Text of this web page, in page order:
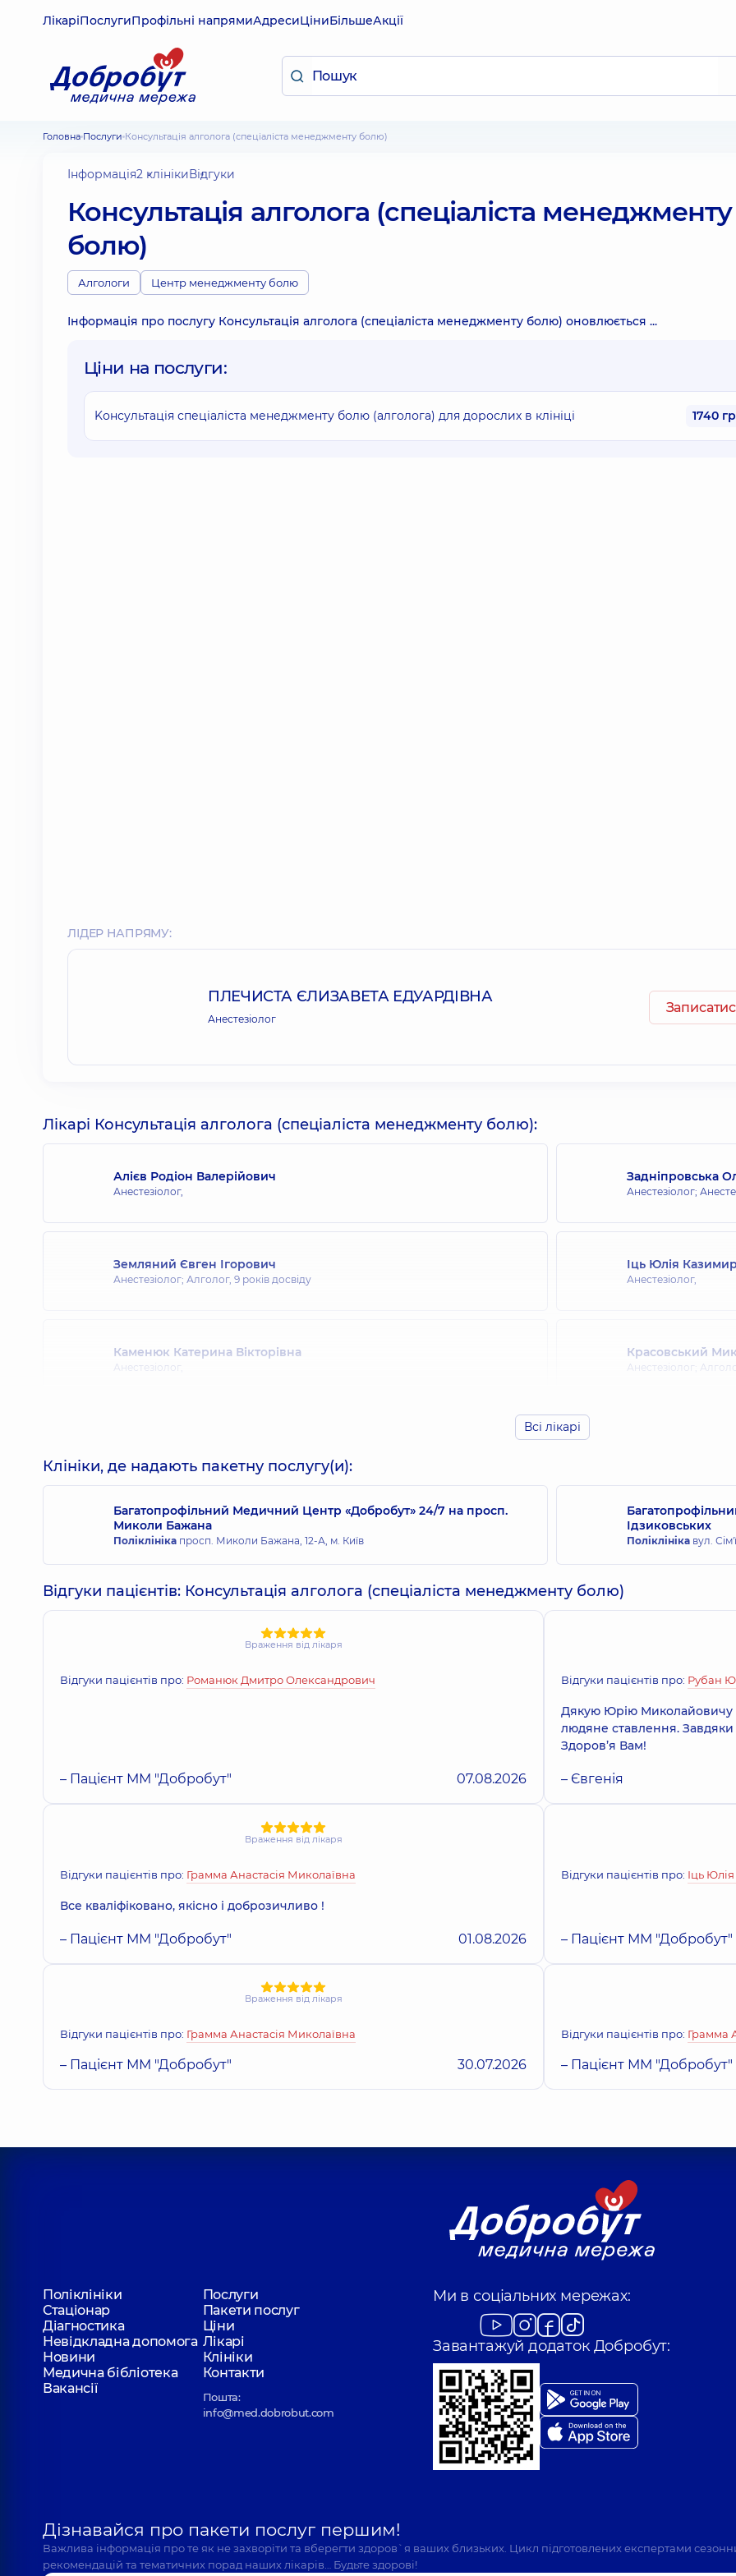
ЛікаріПослугиПрофільні напрямиАдресиЦіниБільшеАкції
Головна Послуги Консультація алголога (спеціаліста менеджменту болю)
Інформація2 клінікиВідгуки
Консультація алголога (спеціаліста менеджменту
болю)
Алгологи Центр менеджменту болю
Інформація про послугу Консультація алголога (спеціаліста менеджменту болю) оновлюється ...
Ціни на послуги:
Kонсультація спеціаліста менеджменту болю (алголога) для дорослих в клініці 1740
ЛІДЕР НАПРЯМУ:
ПЛЕЧИСТА ЄЛИЗАВЕТА ЕДУАРДІВНА
Анестезіолог
Лікарі Консультація алголога (спеціаліста менеджменту болю):
Алієв Родіон Валерійович
Анестезіолог,
Задніпровська
Анестезіолог;
Земляний Євген Ігорович
Анестезіолог; Алголог, 9 років досвіду
Іць Юлія
Анестезіолог,
Каменюк Катерина Вікторівна
Анестезіолог,
Красовський
Анестезіолог;
Рубан Юрій Миколайович
Анестезіолог,32 років досвіду
Василевський
Анестезіолог,5
Гедз (Товстопят) Ольга Ігорівна
5 років досвіду
Грамма
Дунайна Леся
Анестезіолог,6
Анестезіолог,18 років досвіду Анестезіолог,
Всі лікарі
Клініки, де надають пакетну послугу(и):
Багатопрофільний Медичний Центр «Добробут» 24/7 на просп.
Миколи Бажана
Поліклініка просп. Миколи Бажана, 12-А, м. Київ
Ідзиковських
Поліклініка вул.
Відгуки пацієнтів: Консультація алголога (спеціаліста менеджменту болю)
Враження від лікаря
Відгуки пацієнтів про: Романюк Дмитро Олександрович
– Пацієнт ММ "Добробут" 07.08.2026
Відгуки пацієнтів про: Рубан
Дякую Юрію Миколайовичу
людяне ставлення. Завдяки
Здоров’я Вам!
– Євгенія
Враження від лікаря
Відгуки пацієнтів про: Грамма Анастасія Миколаївна
Все кваліфіковано, якісно і доброзичливо !
– Пацієнт ММ "Добробут" 01.08.2026
Відгуки пацієнтів про: Іць
– Пацієнт ММ "Добробут"
Враження від лікаря
Відгуки пацієнтів про: Грамма Анастасія Миколаївна
– Пацієнт ММ "Добробут" 30.07.2026
Відгуки пацієнтів про: Грамма
– Пацієнт ММ "Добробут"
Поліклініки
Послуги
Стаціонар
Пакети послуг
Діагностика
Ціни
Невідкладна допомога Лікарі
Новини
Клініки
Медична бібліотека
Контакти
Вакансії
Пошта:
info@med.dobrobut.com
Ми в соціальних мережах:
Завантажуй додаток Добробут:
Дізнавайся про пакети послуг першим!
Важлива інформація про те як не захворіти та вберегти здоров`я ваших близьких. Цикл підготовлених експертами
рекомендацій та тематичних порад наших лікарів… Будьте здорові!